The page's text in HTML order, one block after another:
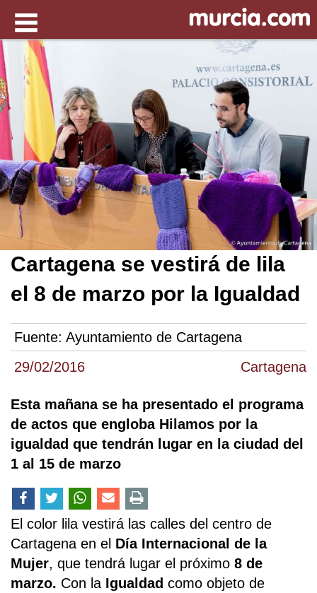
29/02/2016 Cartagena
Cartagena se vestirá de lila
el 8 de marzo por la Igualdad
Fuente: Ayuntamiento de Cartagena
Esta mañana se ha presentado el programa
de actos que engloba Hilamos por la
igualdad que tendrán lugar en la ciudad del
1 al 15 de marzo
El color lila vestirá las calles del centro de
Cartagena en el Día Internacional de la
Mujer, que tendrá lugar el próximo 8 de
marzo. Con la Igualdad como objeto de